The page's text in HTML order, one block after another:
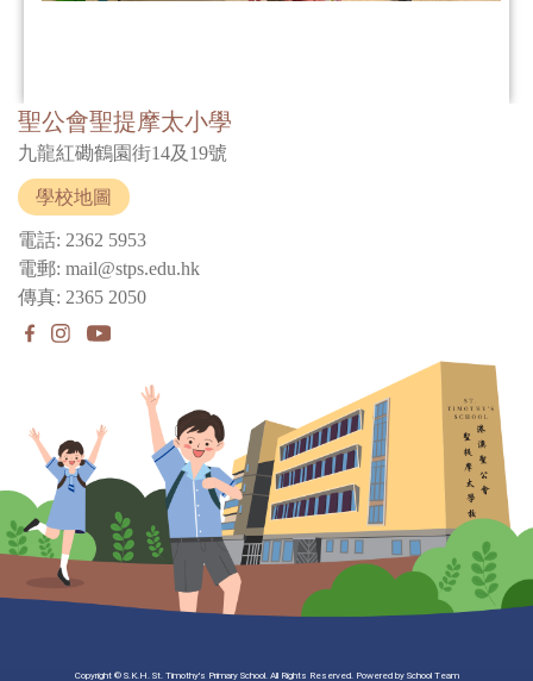
聖公會聖提摩太小學
九龍紅磡鶴園街14及19號
學校地圖
電話: 2362 5953
電郵: mail@stps.edu.hk
傳真: 2365 2050
Copyright © S.K.H. St. Timothy's Primary School. All Rights Reserved. Powered by School Team